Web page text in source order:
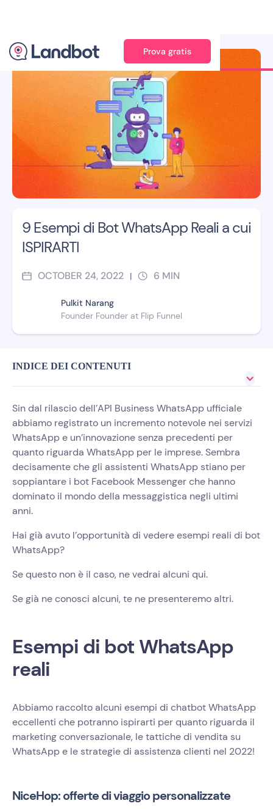
Prova gratis
9 Esempi di Bot WhatsApp Reali a cui
ISPIRARTI
OCTOBER 24, 2022 | 6 MIN
Pulkit Narang
Founder Founder at Flip Funnel
Illustrator: Adan Augusto
INDICE DEI CONTENUTI
Sin dal rilascio dell’API Business WhatsApp ufficiale
abbiamo registrato un incremento notevole nei servizi
WhatsApp e un’innovazione senza precedenti per
quanto riguarda WhatsApp per le imprese. Sembra
decisamente che gli assistenti WhatsApp stiano per
soppiantare i bot Facebook Messenger che hanno
dominato il mondo della messaggistica negli ultimi
anni.
Hai già avuto l’opportunità di vedere esempi reali di bot
WhatsApp?
Se questo non è il caso, ne vedrai alcuni qui.
Se già ne conosci alcuni, te ne presenteremo altri.
Esempi di bot WhatsApp
reali
Abbiamo raccolto alcuni esempi di chatbot WhatsApp
eccellenti che potranno ispirarti per quanto riguarda il
marketing conversazionale, le tattiche di vendita su
WhatsApp e le strategie di assistenza clienti nel 2022!
NiceHop: offerte di viaggio personalizzate